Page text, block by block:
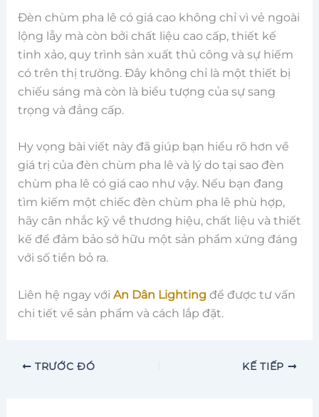
Đèn chùm pha lê có giá cao không chỉ vì vẻ ngoài
lộng lẫy mà còn bởi chất liệu cao cấp, thiết kế
tinh xảo, quy trình sản xuất thủ công và sự hiếm
có trên thị trường. Đây không chỉ là một thiết bị
chiếu sáng mà còn là biểu tượng của sự sang
trọng và đẳng cấp.
Hy vọng bài viết này đã giúp bạn hiểu rõ hơn về
giá trị của đèn chùm pha lê và lý do tại sao đèn
chùm pha lê có giá cao như vậy. Nếu bạn đang
tìm kiếm một chiếc đèn chùm pha lê phù hợp,
hãy cân nhắc kỹ về thương hiệu, chất liệu và thiết
kế để đảm bảo sở hữu một sản phẩm xứng đáng
với số tiền bỏ ra.
Liên hệ ngay với An Dân Lighting để được tư vấn
chi tiết về sản phẩm và cách lắp đặt.
TRƯỚC ĐÓ KẾ TIẾP